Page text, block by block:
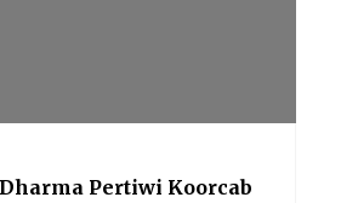
Pertiwi Koorcab